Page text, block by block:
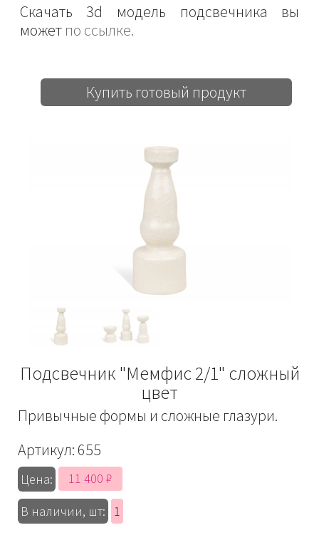
Скачать 3d модель подсвечника вы
может по ссылке.
Купить готовый продукт
Подсвечник "Мемфис 2/1" сложный
цвет
Привычные формы и сложные глазури.
Артикул: 655
Цена:
11 400 ₽
В наличии, шт:
1